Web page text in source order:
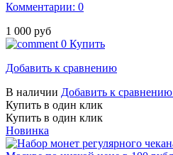
Комментарии: 0
1 000 руб
0 Купить
Добавить к сравнению
В наличии Добавить к сравнению
Купить в один клик
Купить в один клик
Новинка